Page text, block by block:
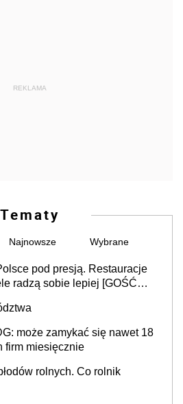
REKLAMA
Tematy
Najnowsze Wybrane
pod presją. Restauracje
radzą sobie lepiej [GOŚĆ
może zamykać się nawet 18
firm miesięcznie
rolnych. Co rolnik